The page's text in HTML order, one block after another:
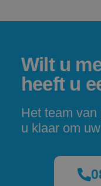
Wilt u
heeft u
Het team
u klaar om